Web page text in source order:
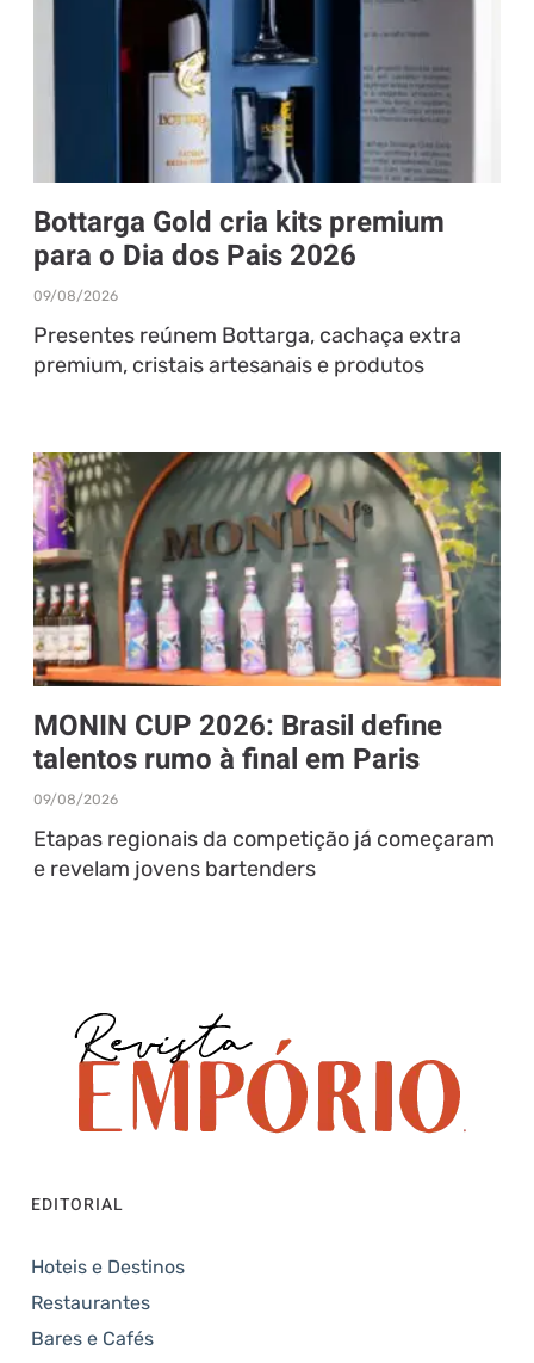
Bottarga Gold cria kits premium
para o Dia dos Pais 2026
09/08/2026
Presentes reúnem Bottarga, cachaça extra
premium, cristais artesanais e produtos
MONIN CUP 2026: Brasil define
talentos rumo à final em Paris
09/08/2026
Etapas regionais da competição já começaram
e revelam jovens bartenders
EDITORIAL
Hoteis e Destinos
Restaurantes
Bares e Cafés